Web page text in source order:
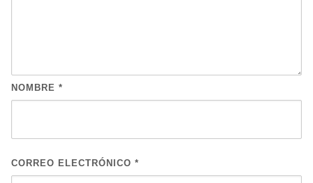
NOMBRE *
CORREO ELECTRÓNICO *